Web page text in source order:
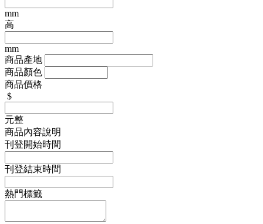
mm
高
mm
商品產地
商品顏色
商品價格
$
元整
商品內容說明
刊登開始時間
刊登結束時間
熱門標籤